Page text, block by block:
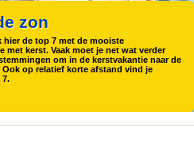
zon
hier de top 7 met de mooiste
met kerst. Vaak moet je net wat verder
om in de kerstvakantie naar de
op relatief korte afstand vind je
7.